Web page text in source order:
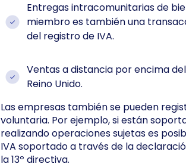
Entregas intracomunitarias de
miembro es también una
del registro de IVA.
Ventas a distancia por encima
Reino Unido.
Las empresas también se pueden
voluntaria. Por ejemplo, si están
realizando operaciones sujetas es
IVA soportado a través de la
la 13º directiva.